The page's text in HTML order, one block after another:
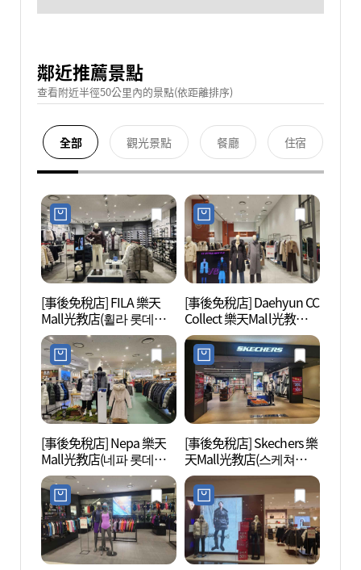
鄰近推薦景點
查看附近半徑50公里內的景點(依距離排序)
全部 觀光景點 餐廳 住宿
[事後免稅店] FILA 樂天
Mall光教店(휠라 롯데몰
광교점)
[事後免稅店] Daehyun CC
Collect 樂天Mall光教店
(CC콜렉트 롯데몰 광교점)
[事後免稅店] Nepa 樂天
Mall光教店(네파 롯데몰
광교점)
[事後免稅店] Skechers 樂
天Mall光教店(스케쳐스
롯데몰 광교점)